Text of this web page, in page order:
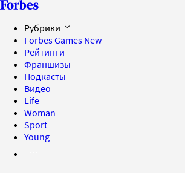
Рубрики
Forbes Games New
Рейтинги
Франшизы
Подкасты
Видео
Life
Woman
Sport
Young